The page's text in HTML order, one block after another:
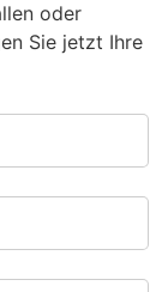
oder
Sie jetzt Ihre